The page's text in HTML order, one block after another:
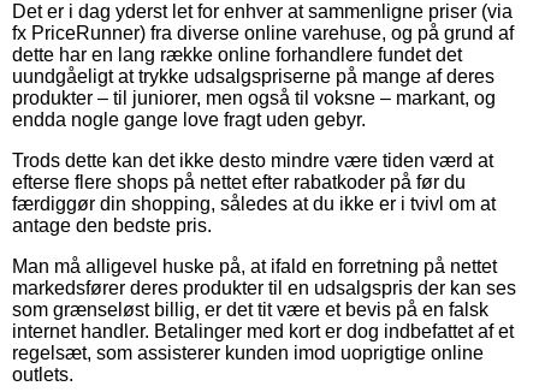
Det er i dag yderst let for enhver at sammenligne priser (via
fx PriceRunner) fra diverse online varehuse, og på grund af
dette har en lang række online forhandlere fundet det
uundgåeligt at trykke udsalgspriserne på mange af deres
produkter – til juniorer, men også til voksne – markant, og
endda nogle gange love fragt uden gebyr.
Trods dette kan det ikke desto mindre være tiden værd at
efterse flere shops på nettet efter rabatkoder på før du
færdiggør din shopping, således at du ikke er i tvivl om at
antage den bedste pris.
Man må alligevel huske på, at ifald en forretning på nettet
markedsfører deres produkter til en udsalgspris der kan ses
som grænseløst billig, er det tit være et bevis på en falsk
internet handler. Betalinger med kort er dog indbefattet af et
regelsæt, som assisterer kunden imod uoprigtige online
outlets.